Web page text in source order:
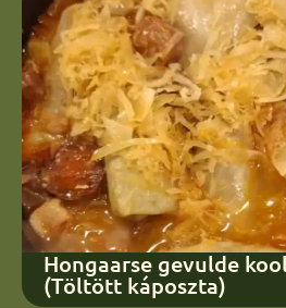
Hongaarse gevulde
(Töltött káposzta)